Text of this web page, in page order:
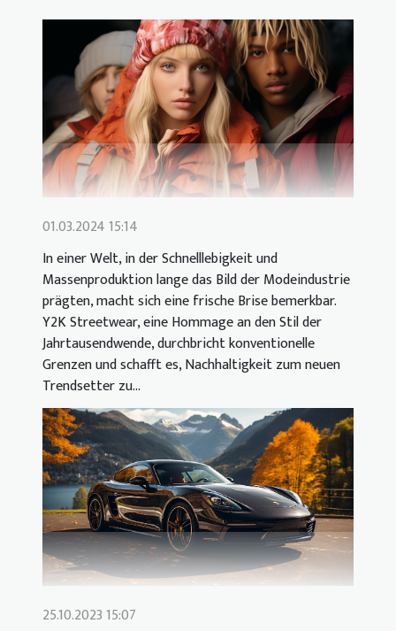
01.03.2024 15:14
In einer Welt, in der Schnelllebigkeit und
Massenproduktion lange das Bild der Modeindustrie
prägten, macht sich eine frische Brise bemerkbar.
Y2K Streetwear, eine Hommage an den Stil der
Jahrtausendwende, durchbricht konventionelle
Grenzen und schafft es, Nachhaltigkeit zum neuen
Trendsetter zu...
25.10.2023 15:07